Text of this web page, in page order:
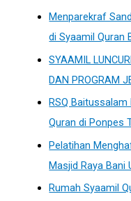
Menparekraf
di Syaamil Quran
SYAAMIL
DAN PROGRAM
RSQ
Quran di Ponpes
Pelatihan
Masjid Raya Bani
Rumah Syaamil